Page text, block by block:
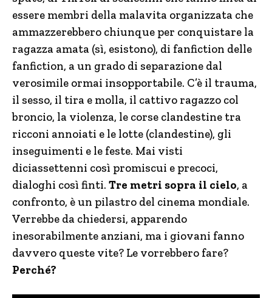
essere membri della malavita organizzata che
ammazzerebbero chiunque per conquistare la
ragazza amata (sì, esistono), di fanfiction delle
fanfiction, a un grado di separazione dal
verosimile ormai insopportabile. C’è il trauma,
il sesso, il tira e molla, il cattivo ragazzo col
broncio, la violenza, le corse clandestine tra
ricconi annoiati e le lotte (clandestine), gli
inseguimenti e le feste. Mai visti
diciassettenni così promiscui e precoci,
dialoghi così finti. Tre metri sopra il cielo, a
confronto, è un pilastro del cinema mondiale.
Verrebbe da chiedersi, apparendo
inesorabilmente anziani, ma i giovani fanno
davvero queste vite? Le vorrebbero fare?
Perché?